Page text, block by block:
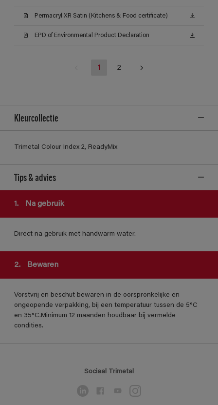
Permacryl XR Satin (Kitchens & Food certificate)
EPD of Environmental Product Declaration
1 2
Kleurcollectie
Trimetal Colour Index 2, ReadyMix
Tips & advies
1. Na gebruik
Direct na gebruik met handwarm water.
2. Bewaren
Vorstvrij en beschut bewaren in de oorspronkelijke en
ongeopende verpakking, bij een temperatuur tussen de 5°C
en 35°C.Minimum 12 maanden houdbaar bij vermelde
condities.
Sociaal Trimetal